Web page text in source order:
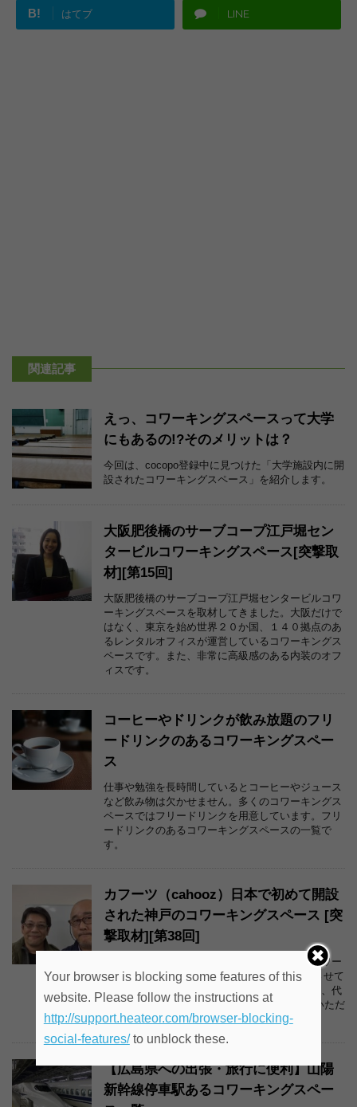
B! はてブ LINE
関連記事
えっ、コワーキングスペースって大学
にもあるの!?そのメリットは？
今回は、cocopo登録中に見つけた「大学施設内に開
設されたコワーキングスペース」を紹介します。
大阪肥後橋のサーブコープ江戸堀セン
タービルコワーキングスペース[突撃取
材][第15回]
大阪肥後橋のサーブコープ江戸堀センタービルコワ
ーキングスペースを取材してきました。大阪だけで
はなく、東京を始め世界２０か国、１４０拠点のあ
るレンタルオフィスが運営しているコワーキングス
ペースです。また、非常に高級感のある内装のオフ
ィスです。
コーヒーやドリンクが飲み放題のフリ
ードリンクのあるコワーキングスペー
ス
仕事や勉強を長時間しているとコーヒーやジュース
など飲み物は欠かせません。多くのコワーキングス
ペースではフリードリンクを用意しています。フリ
ードリンクのあるコワーキングスペースの一覧で
す。
カフーツ（cahooz）日本で初めて開設
された神戸のコワーキングスペース [突
撃取材][第38回]
今回は、神戸にある日本で初めて開設されたコワー
キングスペースのカフーツ（cahooz）を取材させて
いただきました。いつもの取材記事とは異なり、代
表の伊藤 富雄さんのお話を中心に紹介させていただ
きます。
【広島県への出張・旅行に便利】山陽
新幹線停車駅あるコワーキングスペー
Your browser is blocking some features of this
website. Please follow the instructions at
http://support.heateor.com/browser-blocking-
social-features/to unblock these.